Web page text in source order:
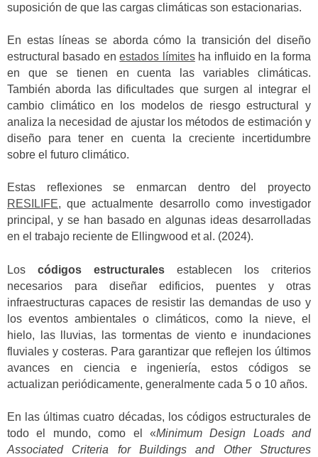
suposición de que las cargas climáticas son estacionarias.
En estas líneas se aborda cómo la transición del diseño
estructural basado enestados límitesha influido en la forma
en que se tienen en cuenta las variables climáticas.
También aborda las dificultades que surgen al integrar el
cambio climático en los modelos de riesgo estructural y
analiza la necesidad de ajustar los métodos de estimación y
diseño para tener en cuenta la creciente incertidumbre
sobre el futuro climático.
Estas reflexiones se enmarcan dentro del proyecto
RESILIFE, que actualmente desarrollo como investigador
principal, y se han basado en algunas ideas desarrolladas
en el trabajo reciente de Ellingwood et al. (2024).
Los códigos estructurales establecen los criterios
necesarios para diseñar edificios, puentes y otras
infraestructuras capaces de resistir las demandas de uso y
los eventos ambientales o climáticos, como la nieve, el
hielo, las lluvias, las tormentas de viento e inundaciones
fluviales y costeras. Para garantizar que reflejen los últimos
avances en ciencia e ingeniería, estos códigos se
actualizan periódicamente, generalmente cada 5 o 10 años.
En las últimas cuatro décadas, los códigos estructurales de
todo el mundo, como el «Minimum Design Loads and
Associated Criteria for Buildings and Other Structures